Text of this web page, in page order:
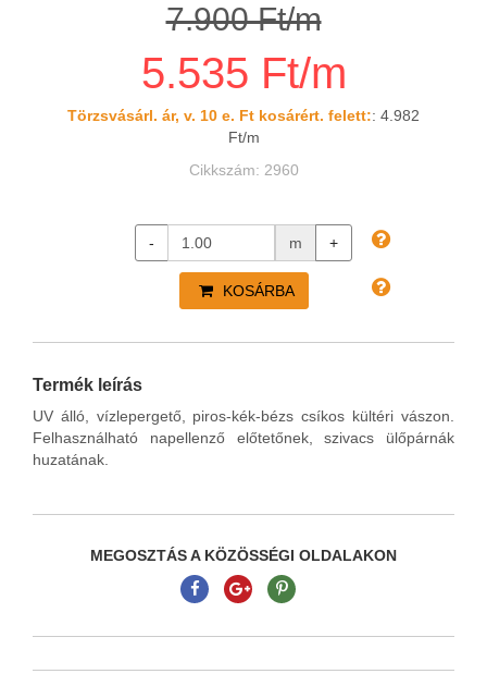
7.900 Ft/m
5.535 Ft/m
Törzsvásárl. ár, v. 10 e. Ft kosárért. felett:: 4.982
Ft/m
Cikkszám: 2960
- m +
KOSÁRBA
Termék leírás
UV álló, vízlepergető, piros-kék-bézs csíkos kültéri vászon.
Felhasználható napellenző előtetőnek, szivacs ülőpárnák
huzatának.
MEGOSZTÁS A KÖZÖSSÉGI OLDALAKON